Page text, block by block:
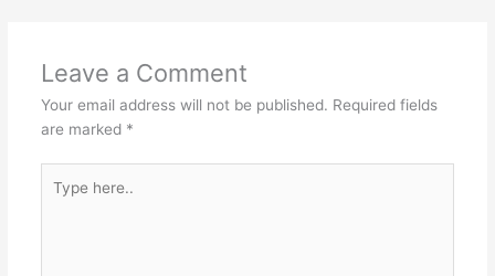
Leave a Comment
Your email address will not be published. Required fields
are marked *
here..